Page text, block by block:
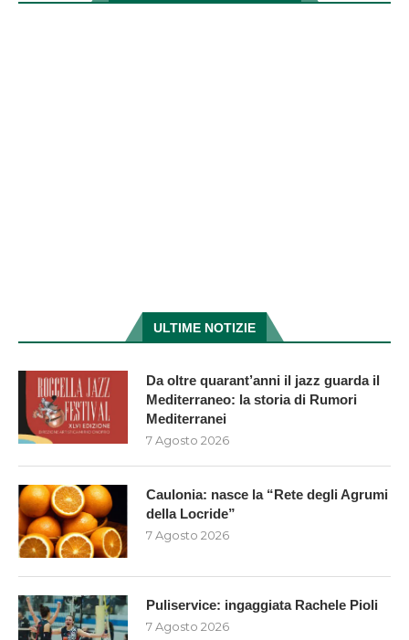
ULTIME NOTIZIE
Da oltre quarant’anni il jazz guarda il
Mediterraneo: la storia di Rumori
Mediterranei
7 Agosto 2026
Caulonia: nasce la “Rete degli Agrumi
della Locride”
7 Agosto 2026
Puliservice: ingaggiata Rachele Pioli
7 Agosto 2026